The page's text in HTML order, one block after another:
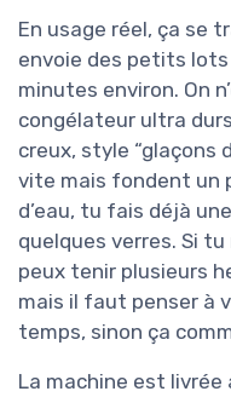
En usage réel, ça se
envoie des petits
minutes environ. On
congélateur ultra
creux, style “glaçons
vite mais fondent un
d’eau, tu fais déjà
quelques verres. Si
peux tenir plusieurs
mais il faut penser à
temps, sinon ça
La machine est